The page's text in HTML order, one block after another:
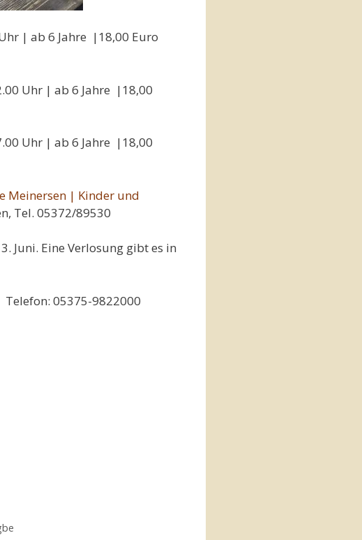
| ab 6 Jahre |18,00 Euro
Uhr | ab 6 Jahre |18,00
Uhr | ab 6 Jahre |18,00
Meinersen | Kinder und
Tel. 05372/89530
Juni. Eine Verlosung gibt es in
05375-9822000